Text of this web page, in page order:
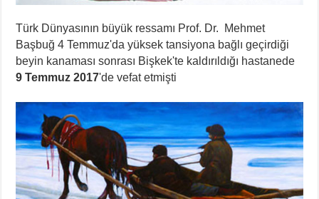
Türk Dünyasının büyük ressamı Prof. Dr. Mehmet
Başbuğ 4 Temmuz'da yüksek tansiyona bağlı geçirdiği
beyin kanaması sonrası Bişkek'te kaldırıldığı hastanede
9 Temmuz 2017'de vefat etmişti